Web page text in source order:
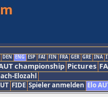
DEN ENG ESP FAI FIN FRA GER GRE INA
championship Pictures
Elozahl
FIDE Spieler anmelden Elo